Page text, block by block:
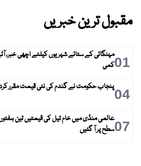
مقبول ترین خبریں
01مہنگائی کے ستائے شہریوں کیلئے اچھی خبر،
کمی
04پنجاب حکومت نے گندم کی نئی قیمت مقرر
07عالمی منڈی میں خام تیل کی قیمتیں تین
سطح پر آ گئیں